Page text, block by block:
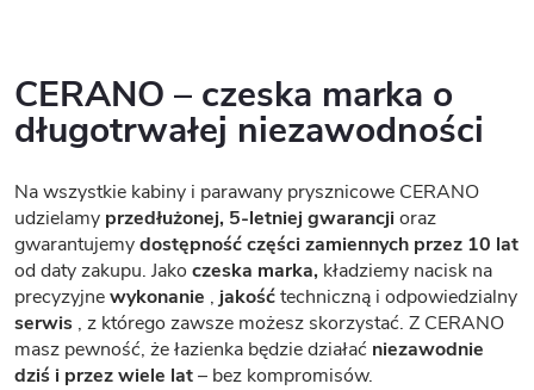
CERANO – czeska marka o
długotrwałej niezawodności
Na wszystkie kabiny i parawany prysznicowe CERANO
udzielamy przedłużonej, 5-letniej gwarancjioraz
gwarantujemydostępność części zamiennych przez 10 lat
od daty zakupu. Jako czeska marka, kładziemy nacisk na
precyzyjnewykonanie , jakośćtechniczną i odpowiedzialny
serwis , z którego zawsze możesz skorzystać. Z CERANO
masz pewność, że łazienka będzie działać niezawodnie
dziś i przez wiele lat– bez kompromisów.